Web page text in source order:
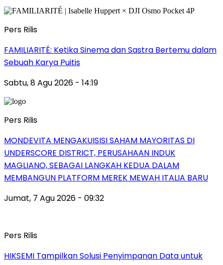
Pers Rilis
FAMILIARITÉ: Ketika Sinema dan Sastra Bertemu dalam
Sebuah Karya Puitis
Sabtu, 8 Agu 2026 - 14:19
Pers Rilis
MONDEVITA MENGAKUISISI SAHAM MAYORITAS DI
UNDERSCORE DISTRICT, PERUSAHAAN INDUK
MAGLIANO, SEBAGAI LANGKAH KEDUA DALAM
MEMBANGUN PLATFORM MEREK MEWAH ITALIA BARU
Jumat, 7 Agu 2026 - 09:32
Pers Rilis
HIKSEMI Tampilkan Solusi Penyimpanan Data untuk